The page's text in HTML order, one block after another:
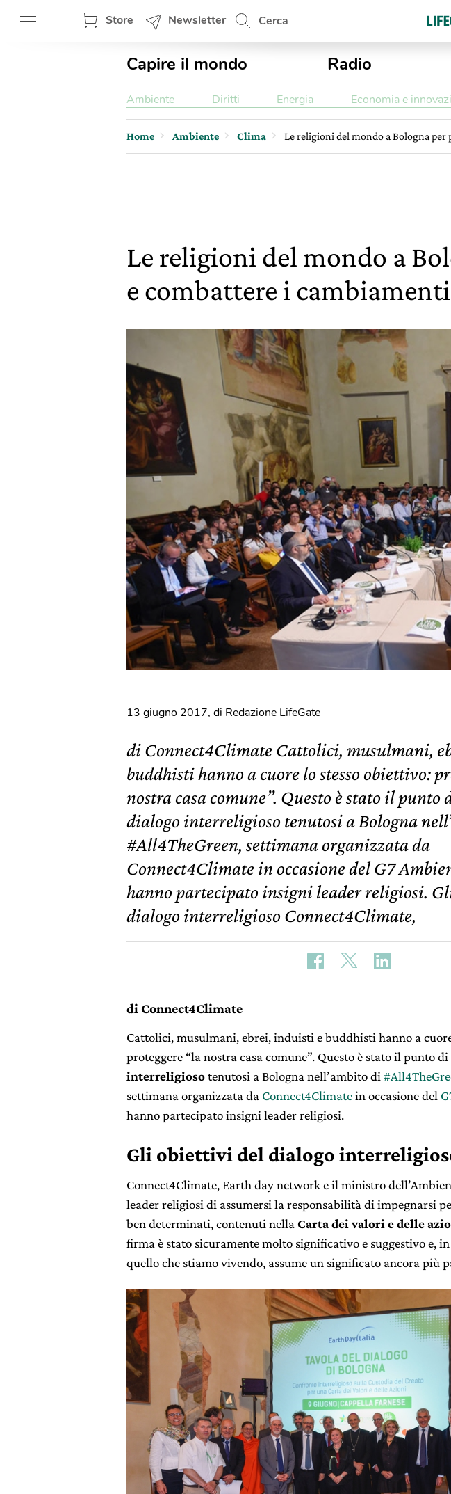
Store Newsletter Cerca
Capire il mondo Radio
Ambiente Diritti Energia Economia e
Home Ambiente Clima Le religioni del mondo a Bologna
Le religioni del mondo a
e combattere i
13 giugno 2017, di Redazione LifeGate
di Connect4Climate Cattolici, musulmani,
buddhisti hanno a cuore lo stesso obiettivo:
nostra casa comune”. Questo è stato il punto
dialogo interreligioso tenutosi a Bologna
#All4TheGreen, settimana organizzata da
Connect4Climate in occasione del G7
hanno partecipato insigni leader religiosi.
dialogo interreligioso Connect4Climate,
di Connect4Climate
Cattolici, musulmani, ebrei, induisti e buddhisti hanno a
proteggere “la nostra casa comune”. Questo è stato il punto
interreligiosotenutosi a Bologna nell’ambito di
settimana organizzata da Connect4Climatein occasione del
hanno partecipato insigni leader religiosi.
Gli obiettivi del dialogo
Connect4Climate, Earth day network e il ministro
leader religiosi di assumersi la responsabilità di impegnarsi
ben determinati, contenuti nella Carta dei valori e delle
firma è stato sicuramente molto significativo e suggestivo e,
quello che stiamo vivendo, assume un significato ancora più